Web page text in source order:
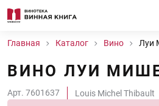
Главная Каталог Вино Луи
ВИНО ЛУИ
Арт. 7601637
Louis Michel Thibault